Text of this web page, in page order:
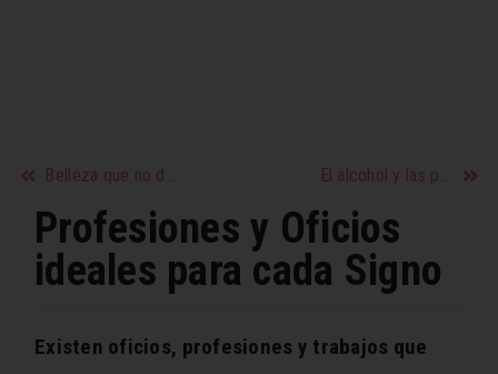
Belleza que no duele El alcohol y las parejas
Profesiones y Oficios
ideales para cada Signo
Existen oficios, profesiones y trabajos que